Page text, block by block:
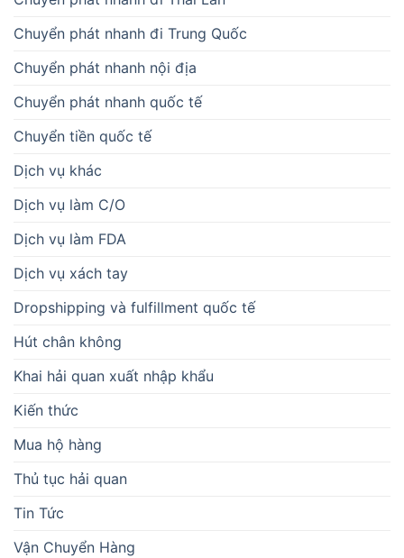
Chuyển phát nhanh đi Trung Quốc
Chuyển phát nhanh nội địa
Chuyển phát nhanh quốc tế
Chuyển tiền quốc tế
Dịch vụ khác
Dịch vụ làm C/O
Dịch vụ làm FDA
Dịch vụ xách tay
Dropshipping và fulfillment quốc tế
Hút chân không
Khai hải quan xuất nhập khẩu
Kiến thức
Mua hộ hàng
Thủ tục hải quan
Tin Tức
Vận Chuyển Hàng